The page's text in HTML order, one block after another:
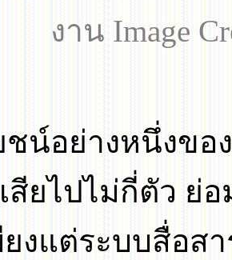
งานImage
ชน์อย่างหนึ่งขอ
ยไปไม่กี่ตัว ย่อ
งแต่ระบบสื่อส